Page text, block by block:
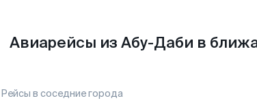
Авиарейсы из Абу-Даби в
Рейсы в соседние города